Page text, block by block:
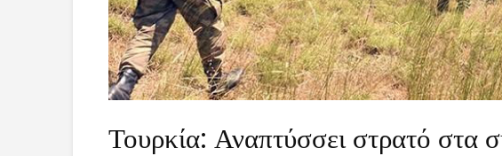
Τουρκία: Αναπτύσσει στρατό στα